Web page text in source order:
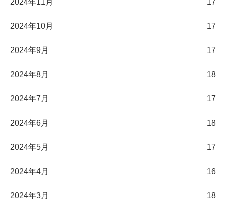
2024年10月 17
2024年9月 17
2024年8月 18
2024年7月 17
2024年6月 18
2024年5月 17
2024年4月 16
2024年3月 18